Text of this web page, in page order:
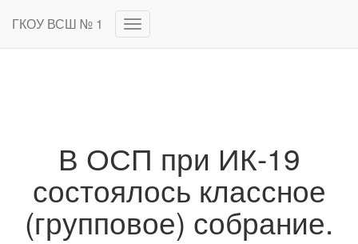
ГКОУ ВСШ № 1
Переключить
навигацию
В ОСП при ИК-19
состоялось классное
(групповое) собрание.